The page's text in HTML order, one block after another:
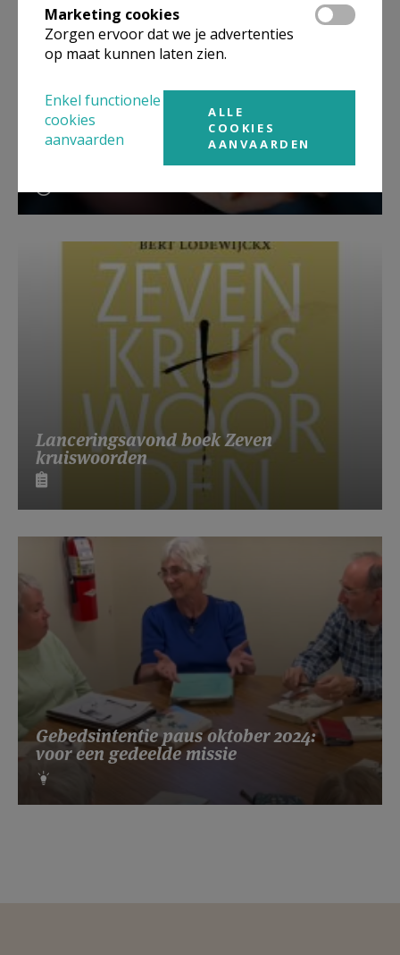
Beroepsvereniging Zorgpastores
Lanceringsavond boek Zeven
kruiswoorden
Gebedsintentie paus oktober 2024:
voor een gedeelde missie
Marketing cookies
Zorgen ervoor dat we je advertenties
op maat kunnen laten zien.
Enkel functionele
cookies
aanvaarden
ALLE
COOKIES
AANVAARDEN